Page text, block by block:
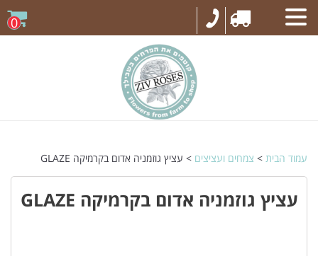
0
עמוד הבית > צמחים ועציצים > עציץ גוזמניה אדום בקרמיקה GLAZE
עציץ גוזמניה אדום בקרמיקה GLAZE